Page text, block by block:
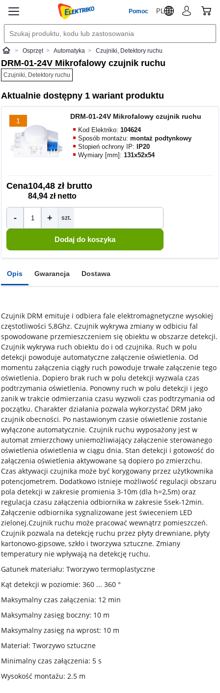
Pomoc PL
ElektrikoOsprzęt Automatyka Czujniki, Detektory ruchu
DRM-01-24V Mikrofalowy czujnik ruchu
Czujniki, Detektory ruchu
Aktualnie dostępny 1 wariant produktu
1
DRM-01-24V Mikrofalowy czujnik ruchu
Kod Elektriko:104624
Sposób montażu:montaż podtynkowy
Stopień ochrony IP:
IP20
Wymiary [mm]:131x52x54
Cena104,48 zł brutto
84,94 zł netto
- + szt.
Opis Gwarancja Dostawa
Czujnik DRM emituje i odbiera fale elektromagnetyczne wysokiej
częstotliwości 5,8Ghz. Czujnik wykrywa zmiany w odbiciu fal
spowodowane przemieszczeniem się obiektu w obszarze detekcji.
Czujnik wykrywa ruch obiektu do i od czujnika. Ruch w polu
detekcji powoduje automatyczne załączenie oświetlenia. Od
momentu załączenia ciągły ruch powoduje trwałe załączenie tego
oświetlenia. Dopiero brak ruch w polu detekcji wyzwala czas
podtrzymania oświetlenia. Ponowny ruch w polu detekcji i jego
zanik w trakcie odmierzania czasu wyzwoli czas podtrzymania od
początku. Charakter działania pozwala wykorzystać DRM jako
czujnik obecności. Po nastawionym czasie oświetlenie zostanie
wyłączone automatycznie. Czujnik ruchu wyposażony jest w
automat zmierzchowy uniemożliwiający załączenie sterowanego
oświetlenia oświetlenia w ciągu dnia. Stan detekcji i gotowość do
załączenia oświetlenia aktywowane są dopiero po zmierzchu.
Czas aktywacji czujnika może być korygowany przez użytkownika
potencjometrem. Dodatkowo istnieje możliwość regulacji obszaru
pola detekcji w zakresie promienia 3-10m (dla h=2,5m) oraz
regulacja czasu załączenia odbiornika w zakresie 5sek-12min.
Załączenie odbiornika sygnalizowane jest świeceniem LED
zielonej.Czujnik ruchu może pracować wewnątrz pomieszczeń.
Czujnik pozwala na detekcję ruchu przez płyty drewniane, płyty
kartonowo-gipsowe, szkło i tworzywa sztuczne. Zmiany
temperatury nie wpływają na detekcję ruchu.
Gatunek materiału: Tworzywo termoplastyczne
Kąt detekcji w poziomie: 360 ... 360 °
Maksymalny czas załączenia: 12 min
Maksymalny zasięg boczny: 10 m
Maksymalny zasięg na wprost: 10 m
Materiał: Tworzywo sztuczne
Minimalny czas załączenia: 5 s
Wysokość montażu: 2.5 m